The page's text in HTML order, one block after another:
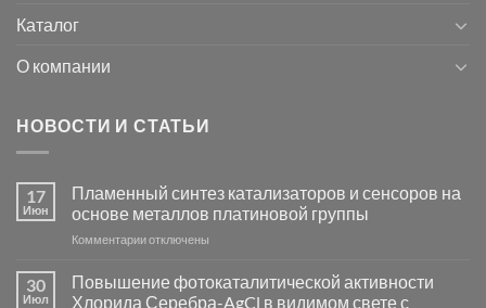
Каталог
О компании
НОВОСТИ И СТАТЬИ
17
Июн
Пламенный синтез катализаторов и сенсоров на
основе металлов платиновой группы
Комментариик
Пламенный
синтез
отключены
30
Июл
Повышение фотокаталитической активности
Хлорида Серебра-AgCl в видимом свете с